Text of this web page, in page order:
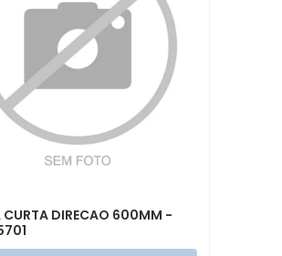
CURTA DIRECAO 600MM -